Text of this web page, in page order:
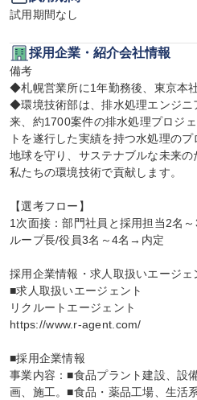
試用期間なし
採用企業・紹介会社情報
備考
◆札幌営業所に1年勤務後、東京本
◆環境技術部は、排水処理エンジニ
来、約1700案件の排水処理プロジ
トを遂行した実績を持つ水処理の
地球を守り、サステナブルな未来の
私たちの環境技術で貢献します。
【選考フロー】
1次面接：部門社員と採用担当2名
ループ長/役員3名～4名→内定
採用企業情報・求人取扱いエージェ
■求人取扱いエージェント
リクルートエージェント
https://www.r-agent.com/
■採用企業情報
事業内容：■食品プラント建設、設
画、施工。■食品・薬品工場、生活